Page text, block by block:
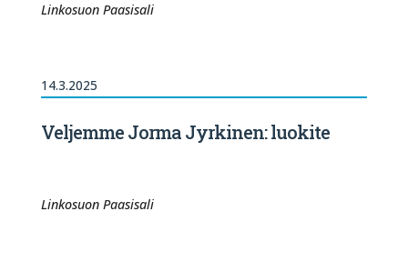
Linkosuon Paasisali
14.3.2025
Veljemme Jorma Jyrkinen: luokite
Linkosuon Paasisali